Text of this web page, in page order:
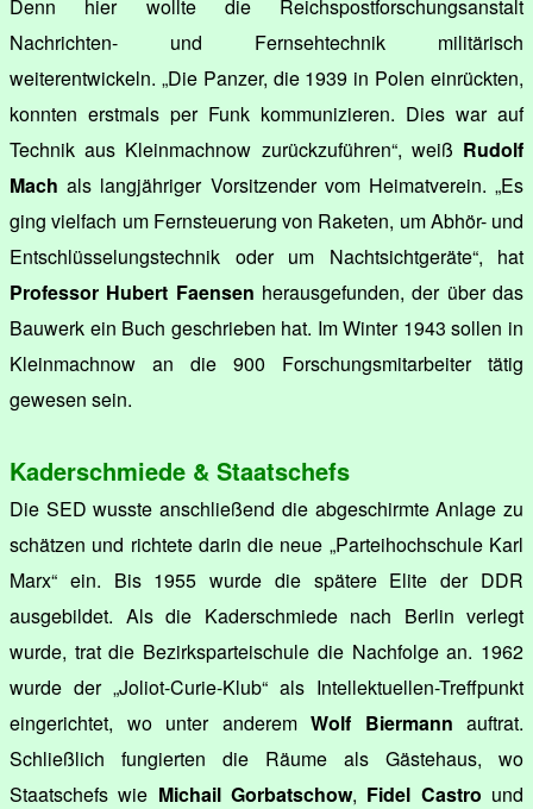
Denn hier wollte die Reichspostforschungsanstalt
Nachrichten- und Fernsehtechnik militärisch
weiterentwickeln. „Die Panzer, die 1939 in Polen einrückten,
konnten erstmals per Funk kommunizieren. Dies war auf
Technik aus Kleinmachnow zurückzuführen“, weiß Rudolf
Mach als langjähriger Vorsitzender vom Heimatverein. „Es
ging vielfach um Fernsteuerung von Raketen, um Abhör- und
Entschlüsselungstechnik oder um Nachtsichtgeräte“, hat
Professor Hubert Faensen herausgefunden, der über das
Bauwerk ein Buch geschrieben hat. Im Winter 1943 sollen in
Kleinmachnow an die 900 Forschungsmitarbeiter tätig
gewesen sein.
Kaderschmiede & Staatschefs
Die SED wusste anschließend die abgeschirmte Anlage zu
schätzen und richtete darin die neue „Parteihochschule Karl
Marx“ ein. Bis 1955 wurde die spätere Elite der DDR
ausgebildet. Als die Kaderschmiede nach Berlin verlegt
wurde, trat die Bezirksparteischule die Nachfolge an. 1962
wurde der „Joliot-Curie-Klub“ als Intellektuellen-Treffpunkt
eingerichtet, wo unter anderem Wolf Biermann auftrat.
Schließlich fungierten die Räume als Gästehaus, wo
Staatschefs wie Michail Gorbatschow, Fidel Castro und